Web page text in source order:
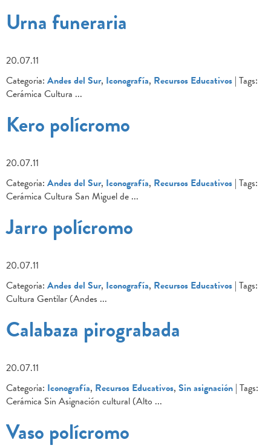
Urna funeraria
20.07.11
Categoria: Andes del Sur, Iconografía, Recursos Educativos | Tags:
Cerámica Cultura ...
Kero polícromo
20.07.11
Categoria: Andes del Sur, Iconografía, Recursos Educativos | Tags:
Cerámica Cultura San Miguel de ...
Jarro polícromo
20.07.11
Categoria: Andes del Sur, Iconografía, Recursos Educativos | Tags:
Cultura Gentilar (Andes ...
Calabaza pirograbada
20.07.11
Categoria: Iconografía, Recursos Educativos, Sin asignación | Tags:
Cerámica Sin Asignación cultural (Alto ...
Vaso polícromo